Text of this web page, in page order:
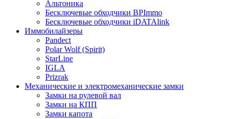
Альтоника
Бесключевые обходчики BPImmo
Бесключевые обходчики iDATAlink
Иммобилайзеры
Pandect
Polar Wolf (Spirit)
StarLine
IGLA
Prizrak
Механические и электромеханические замки
Замки на рулевой вал
Замки на КПП
Замки капота